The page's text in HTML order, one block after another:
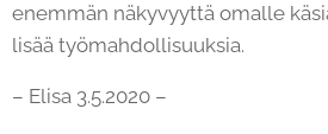
enemmän näkyvyyttä omalle
lisää työmahdollisuuksia.
– Elisa 3.5.2020 –